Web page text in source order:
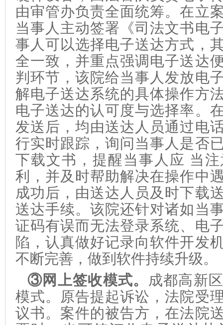
由审管办负责全面统筹。在立
当事人主动签署《司法文书电
事人可以选择电子送达方式，
全一致，并重点强调电子送达
判环节，该院给当事人发放电
解电子送达系统的具体操作方
电子送达的认可度与选择率。
发送后，均由送达人员通过电
行实时跟踪，询问当事人是否
下载文书，提醒当事人应 当
利，并及时帮助解决在操作中
成功后，由送达人员及时下载
送达手续。该院还针对诸如当
证码有误而无法登录系统、电
陷，认真做好记录向软件开发
不断完善，做到软件持续升级。
③网上签收模式。
成都高新
模式。原告提起诉讼，法院受
议书。案件的被告方，在法院